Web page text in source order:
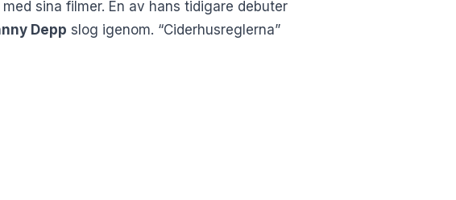
sina filmer. En av hans tidigare debuter
Depp slog igenom. “Ciderhusreglerna”